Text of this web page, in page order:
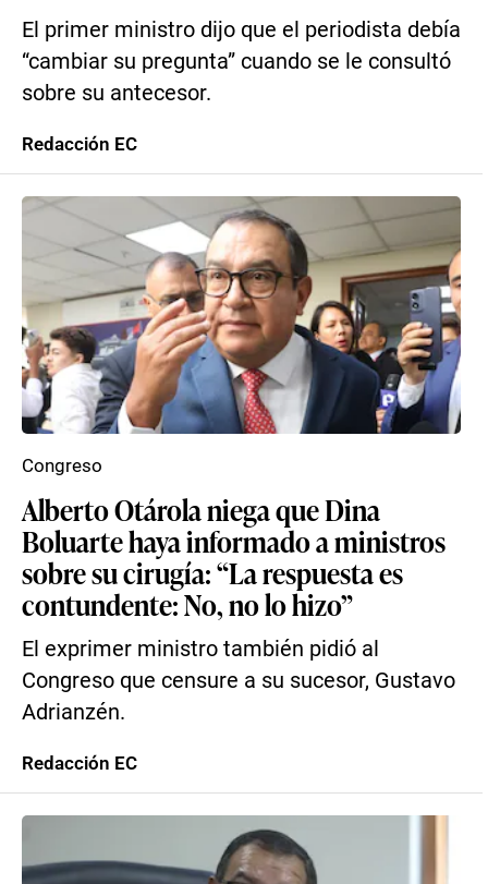
El primer ministro dijo que el periodista debía
“cambiar su pregunta” cuando se le consultó
sobre su antecesor.
Redacción EC
Alberto Otárola niega que Dina
Boluarte haya informado a ministros
sobre su cirugía: “La respuesta es
contundente: No, no lo hizo”
El exprimer ministro también pidió al
Congreso que censure a su sucesor, Gustavo
Adrianzén.
Congreso
Redacción EC